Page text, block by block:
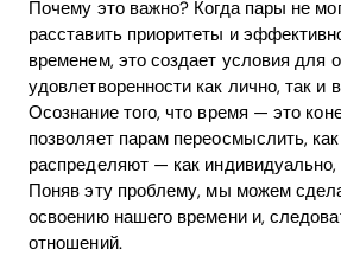
Почему это важно? Когда пары не
расставить приоритеты и
временем, это создает условия для
удовлетворенности как лично, так и
Осознание того, что время — это
позволяет парам переосмыслить,
распределяют — как индивидуально,
Поняв эту проблему, мы можем
освоению нашего времени и,
отношений.